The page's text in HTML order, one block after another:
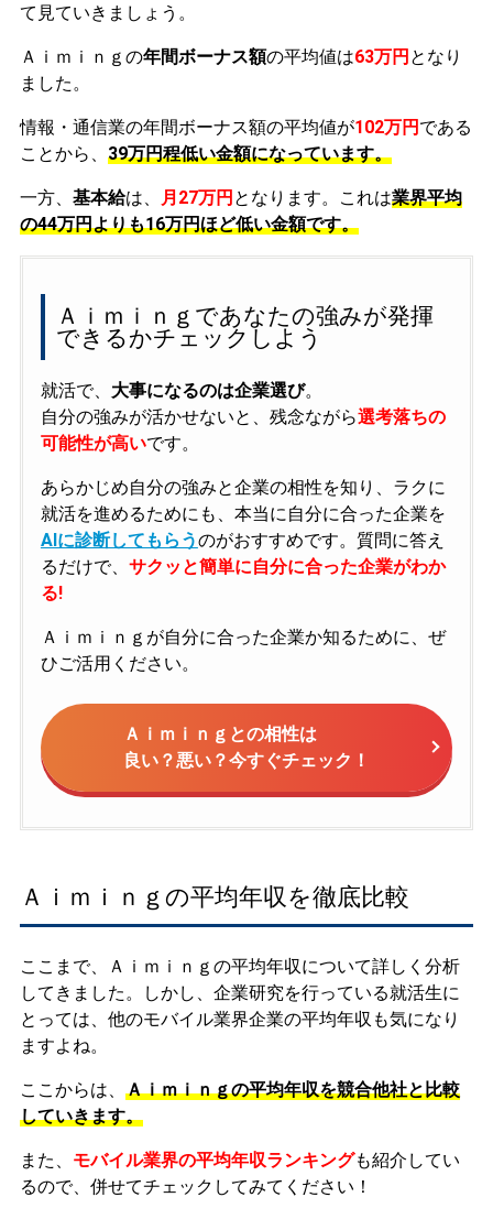
て見ていきましょう。
Ａｉｍｉｎｇの年間ボーナス額の平均値は63万円 となり
ました。
情報・通信業の年間ボーナス額の平均値が102万円 である
ことから、 39万円程低い金額になっています。
一方、 基本給は、 月27万円 となります。これは業界平均
の44万円よりも16万円ほど低い金額です。
Ａｉｍｉｎｇであなたの強みが発揮
できるかチェックしよう
就活で、 大事になるのは企業選び。
自分の強みが活かせないと、残念ながら選考落ちの
可能性が高いです。
あらかじめ自分の強みと企業の相性を知り、ラクに
就活を進めるためにも、本当に自分に合った企業を
AIに診断してもらうのがおすすめです。質問に答え
るだけで、 サクッと簡単に自分に合った企業がわか
る!
Ａｉｍｉｎｇが自分に合った企業か知るために、ぜ
ひご活用ください。
Ａｉｍｉｎｇとの相性は
良い？悪い？今すぐチェック！
Ａｉｍｉｎｇの平均年収を徹底比較
ここまで、Ａｉｍｉｎｇの平均年収について詳しく分析
してきました。しかし、企業研究を行っている就活生に
とっては、他のモバイル業界企業の平均年収も気になり
ますよね。
ここからは、 Ａｉｍｉｎｇの平均年収を競合他社と比較
していきます。
また、 モバイル業界の平均年収ランキングも紹介してい
るので、併せてチェックしてみてください！